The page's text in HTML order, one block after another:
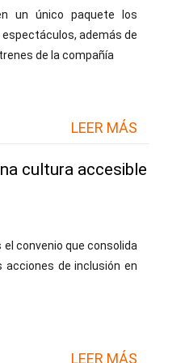
un único paquete los
además de
de la compañía
LEER MÁS
cultura accesible
convenio que consolida
acciones de inclusión en
LEER MÁS